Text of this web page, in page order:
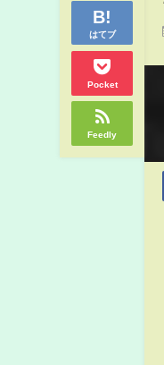
はてブ
Pocket
Feedly